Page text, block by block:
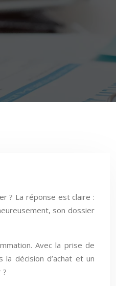
? La réponse est claire :
son dossier
Avec la prise de
décision d’achat et un
?